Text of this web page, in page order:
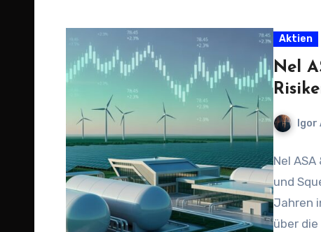
Aktien
Nel
Igor
Nel
und
Jahren
über die